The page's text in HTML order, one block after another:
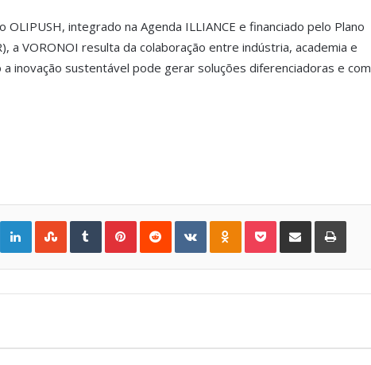
integrado na Agenda ILLIANCE e financiado pelo Plano
a VORONOI resulta da colaboração entre indústria, academia e
inovação sustentável pode gerar soluções diferenciadoras e com
LinkedIn StumbleUpon Tumblr Pinterest Reddit VKontakte Odnoklassniki Pocket Share via Email Print